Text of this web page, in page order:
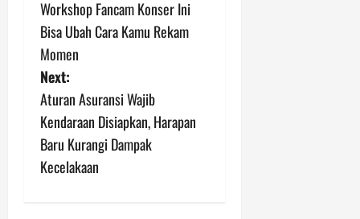
s
t
n
a
v
Workshop Fancam Konser Ini
Bisa Ubah Cara Kamu Rekam
Momen
Next:
Aturan Asuransi Wajib
Kendaraan Disiapkan, Harapan
Baru Kurangi Dampak
Kecelakaan